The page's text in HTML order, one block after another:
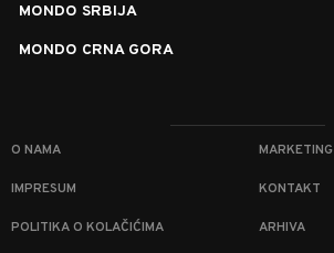
MONDO SRBIJA
MONDO CRNA GORA
O NAMA MARKETING
IMPRESUM KONTAKT
POLITIKA O KOLAČIĆIMA ARHIVA